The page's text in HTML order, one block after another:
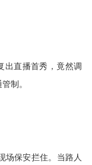
出直播首秀，竟然调
制。
场保安拦住。当路人